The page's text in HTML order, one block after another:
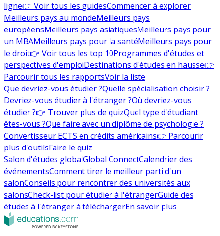
ligne👉 Voir tous les guidesCommencer à explorer
Meilleurs pays au mondeMeilleurs pays
européensMeilleurs pays asiatiquesMeilleurs pays pour
un MBAMeilleurs pays pour la santéMeilleurs pays pour
le droit👉 Voir tous les top 10Programmes d'études et
perspectives d'emploiDestinations d'études en hausse👉
Parcourir tous les rapportsVoir la liste
Que devriez-vous étudier ?Quelle spécialisation choisir ?
Devriez-vous étudier à l'étranger ?Où devriez-vous
étudier ?👉 Trouver plus de quizQuel type d'étudiant
êtes-vous ?Que faire avec un diplôme de psychologie ?
Convertisseur ECTS en crédits américains👉 Parcourir
plus d'outilsFaire le quiz
Salon d'études globalGlobal ConnectCalendrier des
événementsComment tirer le meilleur parti d'un
salonConseils pour rencontrer des universités aux
salonsCheck-list pour étudier à l'étrangerGuide des
études à l'étranger à téléchargerEn savoir plus